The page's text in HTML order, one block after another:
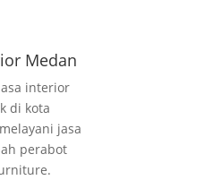
Medan
interior
di kota
jasa
perabot